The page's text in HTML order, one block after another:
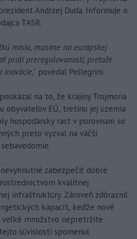
Andrzej Duda. Informuje o
TASR.
misiu, musíme na európskej
proti preregulovanosti, pretože
inovácie," povedal Pellegrini.
na to, že krajiny Trojmoria
obyvateľov EÚ, tretinu jej územia
hospodársky rast v porovnaní so
preto vyzval na väčší
zabezpečiť dobré
kvalitnej
infraštruktúry. Zároveň zdôraznil
kapacít, keďže nové
veľké množstvo nepretržite
súvislosti spomenul